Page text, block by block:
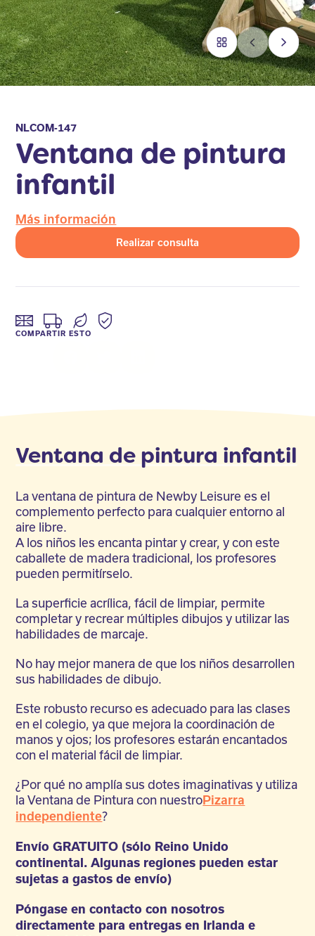
NLCOM-147
Ventana de pintura
infantil
Más información
Realizar consulta
COMPARTIR ESTO
Ventana de pintura infantil
La ventana de pintura de Newby Leisure es el
complemento perfecto para cualquier entorno al
aire libre.
A los niños les encanta pintar y crear, y con este
caballete de madera tradicional, los profesores
pueden permitírselo.
La superficie acrílica, fácil de limpiar, permite
completar y recrear múltiples dibujos y utilizar las
habilidades de marcaje.
No hay mejor manera de que los niños desarrollen
sus habilidades de dibujo.
Este robusto recurso es adecuado para las clases
en el colegio, ya que mejora la coordinación de
manos y ojos; los profesores estarán encantados
con el material fácil de limpiar.
¿Por qué no amplía sus dotes imaginativas y utiliza
la Ventana de Pintura con nuestroPizarra
independiente?
Envío GRATUITO (sólo Reino Unido
continental. Algunas regiones pueden estar
sujetas a gastos de envío)
Póngase en contacto con nosotros
directamente para entregas en Irlanda e